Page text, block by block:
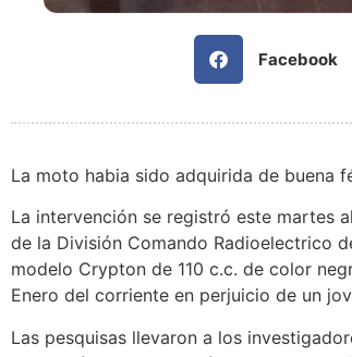
Facebook
La moto habia sido adquirida de buena
La intervención se registró este martes
de la División Comando Radioelectrico
modelo Crypton de 110 c.c. de color
Enero del corriente en perjuicio de un
Las pesquisas llevaron a los